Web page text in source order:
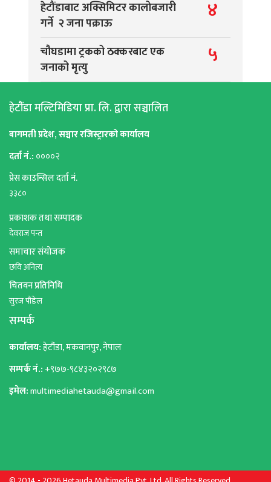
हेटौंडाबाट अक्सिमिटर कालोबजारी
गर्ने २ जना पक्राऊ
४
चौघडामा ट्रकको ठक्करबाट एक
जनाको मृत्यु
५
हेटौंडा मल्टिमिडिया प्रा. लि. द्वारा सञ्चालित
बागमती प्रदेश, सञ्चार रजिस्ट्रारको कार्यालय
दर्ता नं.: ००००२
प्रेस काउन्सिल दर्ता नं.
३३८०
प्रकाशक तथा सम्पादक
देवराज पन्त
समाचार संयोजक
छवि अनित्य
चितवन प्रतिनिधि
सुरज पौडेल
सम्पर्क
कार्यालय:हेटौंडा, मकवानपुर, नेपाल
सम्पर्क नं.:+९७७-९८४३२०२९८७
इमेल:multimediahetauda@gmail.com